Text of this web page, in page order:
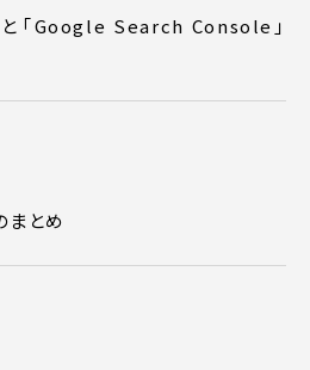
「Google Search Console」
まとめ